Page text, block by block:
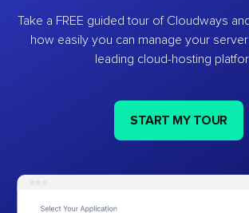
Take a FREE guided tour of Cloudways
how easily you can manage your
leading cloud-hosting
START MY TOUR